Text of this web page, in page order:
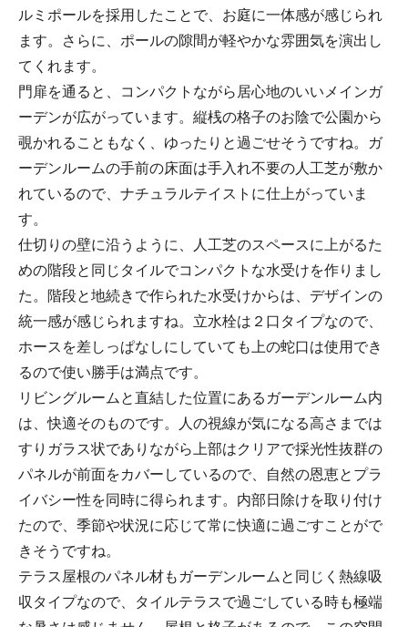
ルミポールを採用したことで、お庭に一体感が感じられ
ます。さらに、ポールの隙間が軽やかな雰囲気を演出し
てくれます。
門扉を通ると、コンパクトながら居心地のいいメインガ
ーデンが広がっています。縦桟の格子のお陰で公園から
覗かれることもなく、ゆったりと過ごせそうですね。ガ
ーデンルームの手前の床面は手入れ不要の人工芝が敷か
れているので、ナチュラルテイストに仕上がっていま
す。
仕切りの壁に沿うように、人工芝のスペースに上がるた
めの階段と同じタイルでコンパクトな水受けを作りまし
た。階段と地続きで作られた水受けからは、デザインの
統一感が感じられますね。立水栓は２口タイプなので、
ホースを差しっぱなしにしていても上の蛇口は使用でき
るので使い勝手は満点です。
リビングルームと直結した位置にあるガーデンルーム内
は、快適そのものです。人の視線が気になる高さまでは
すりガラス状でありながら上部はクリアで採光性抜群の
パネルが前面をカバーしているので、自然の恩恵とプラ
イバシー性を同時に得られます。内部日除けを取り付け
たので、季節や状況に応じて常に快適に過ごすことがで
きそうですね。
テラス屋根のパネル材もガーデンルームと同じく熱線吸
収タイプなので、タイルテラスで過ごしている時も極端